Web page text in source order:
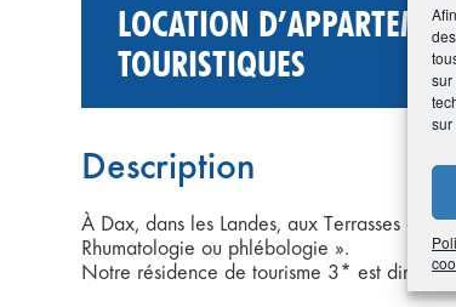
sur
sur
LOCATION
TOURISTIQUES
Description
À Dax, dans les Landes, aux Terrasses de
Rhumatologie ou phlébologie ».
Notre résidence de tourisme 3* est